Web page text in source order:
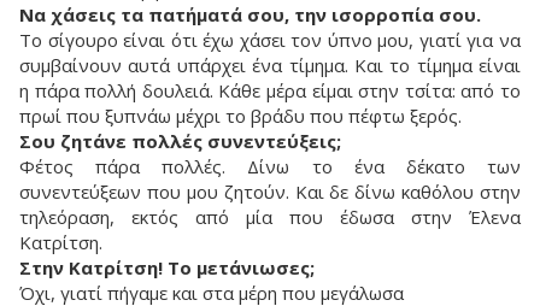
Να χάσεις τα πατήματά σου, την ισορροπία σου.
Το σίγουρο είναι ότι έχω χάσει τον ύπνο μου, γιατί για να
συμβαίνουν αυτά υπάρχει ένα τίμημα. Και το τίμημα είναι
η πάρα πολλή δουλειά. Κάθε μέρα είμαι στην τσίτα: από το
πρωί που ξυπνάω μέχρι το βράδυ που πέφτω ξερός.
Σου ζητάνε πολλές συνεντεύξεις;
Φέτος πάρα πολλές. Δίνω το ένα δέκατο των
συνεντεύξεων που μου ζητούν. Και δε δίνω καθόλου στην
τηλεόραση, εκτός από μία που έδωσα στην Έλενα
Κατρίτση.
Στην Κατρίτση! Το μετάνιωσες;
Όχι, γιατί πήγαμε και στα μέρη που μεγάλωσα